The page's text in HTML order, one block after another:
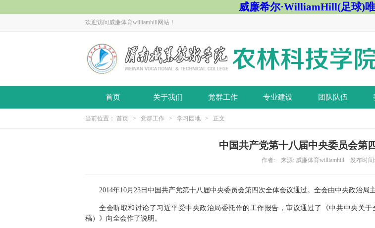
威廉希尔·WilliamHill(足球)
欢迎访问威廉体育williamhill网站！
首页 关于我们 党群工作 专业建设 团队队伍
当前位置： 首页 > 党群工作 > 学习园地 > 正文
中国共产党第十八届中央委员会第
作者: 来源: 威廉体育williamhill 发布时间:
2014年10月23日中国共产党第十八届中央委员会第四次全体会议通过。全会由中央政治局
全会听取和讨论了习近平受中央政治局委托作的工作报告，审议通过了《中共中央关
稿）》向全会作了说明。